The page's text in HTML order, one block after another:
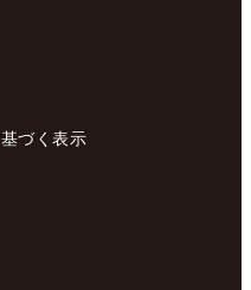
づく表示